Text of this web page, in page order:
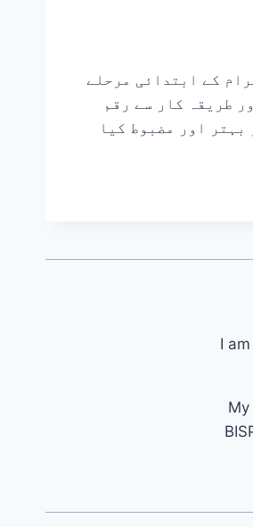
ہے جو کفالت پروگرام کے ابتدائی مرحلے
طریقہ کار سے رقم
اور مضبوط کیا
I